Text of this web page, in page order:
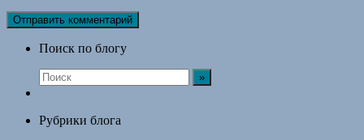
Поиск по блогу
Рубрики блога